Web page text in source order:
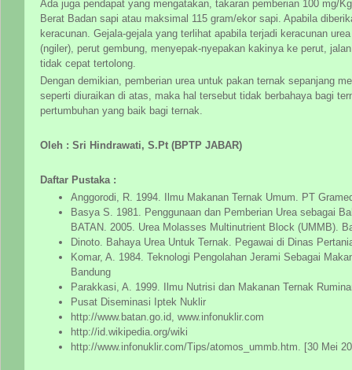
Ada juga pendapat yang mengatakan, takaran pemberian 100 mg/
Berat Badan sapi atau maksimal 115 gram/ekor sapi. Apabila
keracunan. Gejala-gejala yang terlihat apabila terjadi keracunan
(ngiler), perut gembung, menyepak-nyepakan kakinya ke perut,
tidak cepat tertolong.
Dengan demikian, pemberian urea untuk pakan ternak sepanjang
seperti diuraikan di atas, maka hal tersebut tidak berbahaya bagi
pertumbuhan yang baik bagi ternak.
Oleh : Sri Hindrawati, S.Pt (BPTP JABAR)
Daftar Pustaka :
Anggorodi, R. 1994. Ilmu Makanan Ternak Umum. PT
Basya S. 1981. Penggunaan dan Pemberian Urea sebagai
BATAN. 2005. Urea Molasses Multinutrient Block (UMMB).
Dinoto. Bahaya Urea Untuk Ternak. Pegawai di Dinas
Komar, A. 1984. Teknologi Pengolahan Jerami Sebagai
Bandung
Parakkasi, A. 1999. Ilmu Nutrisi dan Makanan Ternak
Pusat Diseminasi Iptek Nuklir
http://www.batan.go.id, www.infonuklir.com
http://id.wikipedia.org/wiki
http://www.infonuklir.com/Tips/atomos_ummb.htm. [30 Mei